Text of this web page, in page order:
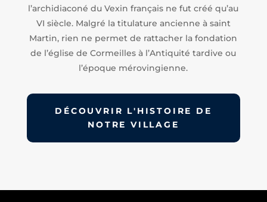
l’archidiaconé du Vexin français ne fut créé qu’au
VI siècle. Malgré la titulature ancienne à saint
Martin, rien ne permet de rattacher la fondation
de l’église de Cormeilles à l’Antiquité tardive ou
l’époque mérovingienne.
DÉCOUVRIR L'HISTOIRE DE
NOTRE VILLAGE